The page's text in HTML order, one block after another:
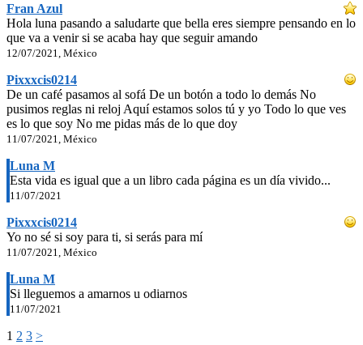
Fran Azul
Hola luna pasando a saludarte que bella eres siempre pensando en lo
que va a venir si se acaba hay que seguir amando
12/07/2021, México
Pixxxcis0214
De un café pasamos al sofá De un botón a todo lo demás No
pusimos reglas ni reloj Aquí estamos solos tú y yo Todo lo que ves
es lo que soy No me pidas más de lo que doy
11/07/2021, México
Luna M
Esta vida es igual que a un libro cada página es un día vivido...
11/07/2021
Pixxxcis0214
Yo no sé si soy para ti, si serás para mí
11/07/2021, México
Luna M
Si lleguemos a amarnos u odiarnos
11/07/2021
1 2 3 >